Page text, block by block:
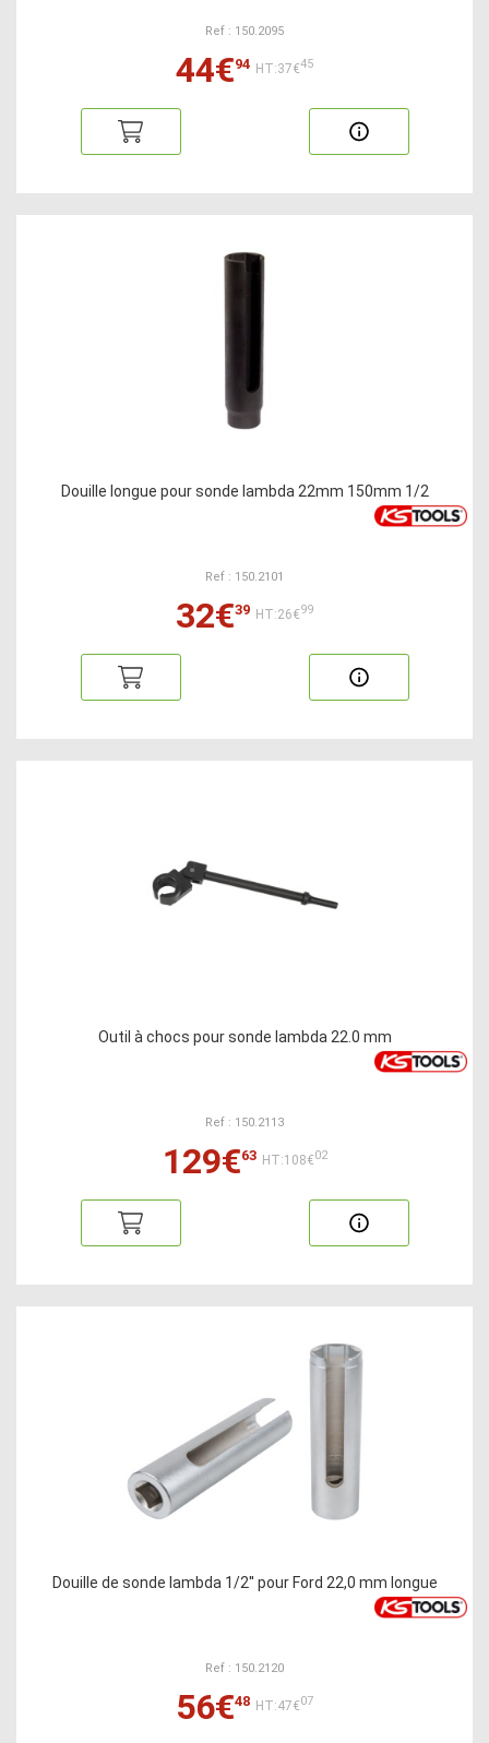
Ref : 150.2095
44€94 HT:37€45
Douille longue pour sonde lambda 22mm 150mm 1/2
Ref : 150.2101
32€39 HT:26€99
Outil à chocs pour sonde lambda 22.0 mm
Ref : 150.2113
129€63 HT:108€02
Douille de sonde lambda 1/2'' pour Ford 22,0 mm longue
Ref : 150.2120
56€48 HT:47€07